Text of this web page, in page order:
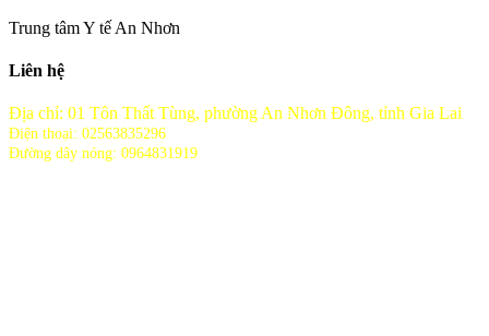
Trung tâm Y tế An Nhơn
Liên hệ
Địa chỉ: 01 Tôn Thất Tùng, phường An Nhơn Đông, tỉnh Gia Lai
Điện thoại: 02563835296
Đường dây nóng: 0964831919